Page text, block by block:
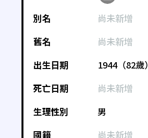
別名
尚未新增
舊名
尚未新增
出生日期
1944（82歲）
死亡日期
尚未新增
生理性別
男
國籍
尚未新增